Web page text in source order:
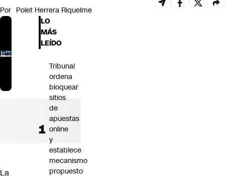
Por Polet Herrera Riquelme
La
LO
MÁS
LEÍDO
Tribunal
ordena
bloquear
sitios
de
apuestas
online
y
establece
mecanismo
propuesto